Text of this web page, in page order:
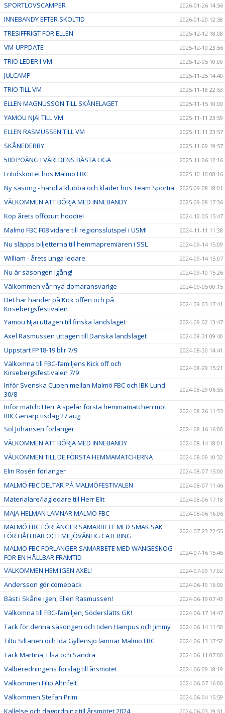
SPORTLOVSCAMPER 2026-01-26 14:56
INNEBANDY EFTER SKOLTID 2026-01-20 12:58
TRESIFFRIGT FÖR ELLEN 2025-12-12 18:08
VM-UPPDATE 2025-12-10 23:56
TRIO LEDER I VM 2025-12-05 10:00
JULCAMP 2025-11-25 14:40
TRIO TILL VM 2025-11-18 22:53
ELLEN MAGNUSSON TILL SKÅNELAGET 2025-11-15 10:00
YAMOU NJAI TILL VM 2025-11-11 23:59
ELLEN RASMUSSEN TILL VM 2025-11-11 23:57
SKÅNEDERBY 2025-11-09 19:57
500 POÄNG I VÄRLDENS BÄSTA LIGA 2025-11-06 12:16
Fritidskortet hos Malmö FBC 2025-10-10 08:16
Ny säsong - handla klubba och kläder hos Team Sportia 2025-09-08 18:01
VÄLKOMMEN ATT BÖRJA MED INNEBANDY 2025-09-08 17:36
Köp årets offcourt hoodie! 2024-12-05 15:47
Malmö FBC F08 vidare till regionsslutspel i USM! 2024-11-11 11:38
Nu släpps biljetterna till hemmapremiären i SSL 2024-09-14 15:09
William - årets unga ledare 2024-09-14 15:07
Nu är säsongen igång! 2024-09-10 15:26
Välkommen vår nya domaransvarige 2024-09-05 00:15
Det här händer på Kick offen och på
Kirsebergsfestivalen
2024-09-03 17:41
Yamou Njai uttagen till finska landslaget 2024-09-02 13:47
Axel Rasmussen uttagen till Danska landslaget 2024-08-31 09:40
Uppstart FP18-19 blir 7/9 2024-08-30 14:41
Välkomna till FBC-familjens Kick off och
Kirsebergsfestivalen 7/9
2024-08-29 15:21
Inför Svenska Cupen mellan Malmö FBC och IBK Lund
30/8
2024-08-29 06:55
Inför match: Herr A spelar första hemmamatchen mot
IBK Genarp tisdag 27 aug
2024-08-26 11:33
Sol Johansen förlänger 2024-08-16 16:00
VÄLKOMMEN ATT BÖRJA MED INNEBANDY 2024-08-14 18:01
VÄLKOMMEN TILL DE FÖRSTA HEMMAMATCHERNA 2024-08-09 10:32
Elin Rosén förlänger 2024-08-07 15:00
MALMÖ FBC DELTAR PÅ MALMÖFESTIVALEN 2024-08-07 11:46
Materialare/lagledare till Herr Elit 2024-08-06 17:18
MAJA HELMAN LÄMNAR MALMÖ FBC 2024-08-06 16:06
MALMÖ FBC FÖRLÄNGER SAMARBETE MED SMAK SAK
FÖR HÅLLBAR OCH MILJÖVÄNLIG CATERING
2024-07-23 22:55
MALMÖ FBC FÖRLÄNGER SAMARBETE MED WANGESKOG
FÖR EN HÅLLBAR FRAMTID
2024-07-16 15:46
VÄLKOMMEN HEM IGEN AXEL! 2024-07-09 17:02
Andersson gör comeback 2024-06-19 16:00
Bäst i Skåne igen, Ellen Rasmussen! 2024-06-19 07:43
Välkomna till FBC-familjen, Söderslätts GK! 2024-06-17 14:47
Tack för denna säsongen och tiden Hampus och Jimmy 2024-06-14 11:50
Tiltu Siltanen och Ida Gyllensjö lämnar Malmö FBC 2024-06-13 17:52
Tack Martina, Elsa och Sandra 2024-06-11 07:00
Valberedningens förslag till årsmötet 2024-06-09 18:19
Välkommen Filip Ahnfelt 2024-06-07 16:00
Välkommen Stefan Prim 2024-06-04 15:59
Kallelse och dagordning till årsmötet 2024 2024-06-03 19:51